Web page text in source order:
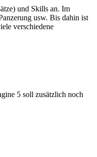
und Skills an. Im
usw. Bis dahin ist
verschiedene
5 soll zusätzlich noch